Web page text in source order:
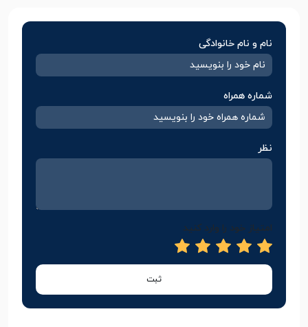
نام و نام خانوادگی
شماره همراه
نظر
امتیاز خود را وارد کنید
ثبت